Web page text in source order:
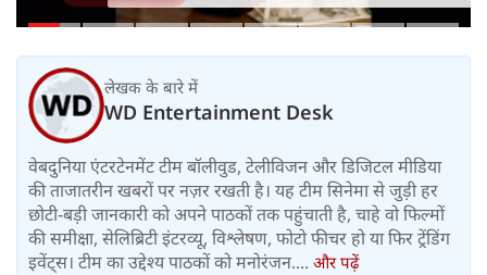
किसे नहीं
लेखक के बारे में
WD Entertainment Desk
वेबदुनिया एंटरटेनमेंट टीम बॉलीवुड, टेलीविजन और डिजिटल मीडिया
की ताजातरीन खबरों पर नज़र रखती है। यह टीम सिनेमा से जुड़ी हर
छोटी-बड़ी जानकारी को अपने पाठकों तक पहुंचाती है, चाहे वो फिल्मों
की समीक्षा, सेलिब्रिटी इंटरव्यू, विश्लेषण, फोटो फीचर हो या फिर ट्रेंडिंग
इवेंट्स। टीम का उद्देश्य पाठकों को मनोरंजन.... और पढ़ें